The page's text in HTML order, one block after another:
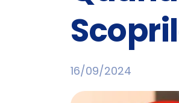
16/09/2024